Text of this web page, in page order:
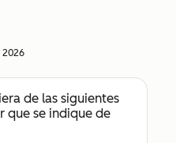
2026
de las siguientes
que se indique de